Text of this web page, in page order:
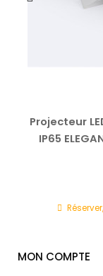
Projecteur
IP65
MON COMPTE